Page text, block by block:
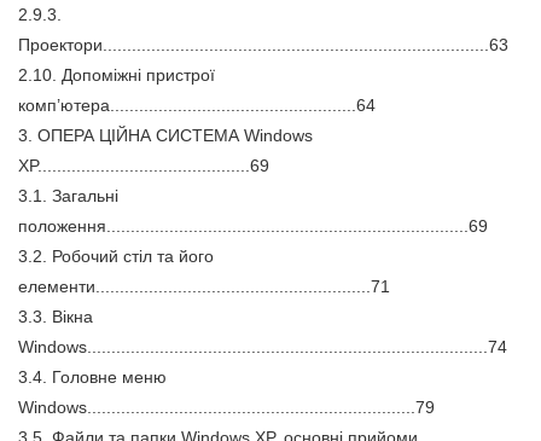
2.9.3.
Проектори................................................................................63
2.10. Допоміжні пристрої
комп’ютера...................................................64
3. ОПЕРА ЦІЙНА СИСТЕМА Windows
XP............................................69
3.1. Загальні
положення...........................................................................69
3.2. Робочий стіл та його
елементи.........................................................71
3.3. Вікна
Windows...................................................................................74
3.4. Головне меню
Windows....................................................................79